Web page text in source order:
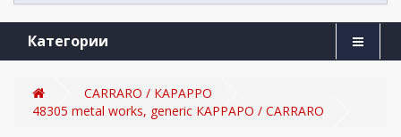
Категории
CARRARO / КАРАРРО
48305 metal works, generic КАРРАРО / CARRARO